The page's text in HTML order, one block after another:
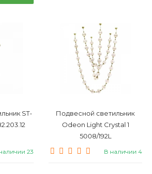
ST-
23
Подвесной светильник
Odeon Light Crystal 1
5008/192L
В наличии 4